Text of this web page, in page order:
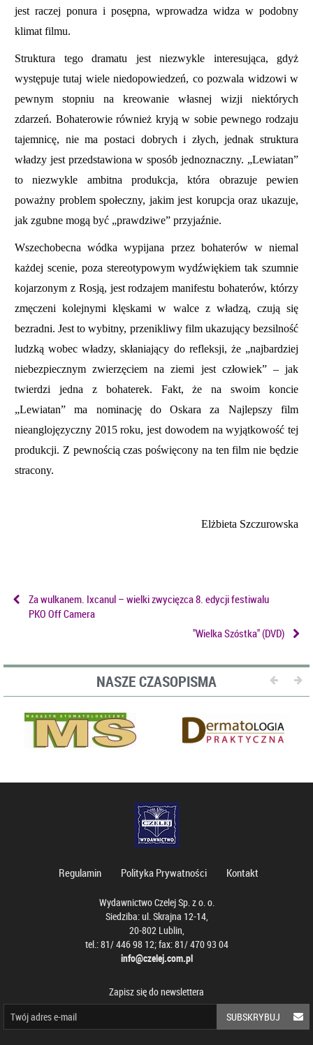
jest raczej ponura i posępna, wprowadza widza w podobny
klimat filmu.
Struktura tego dramatu jest niezwykle interesująca, gdyż
występuje tutaj wiele niedopowiedzeń, co pozwala widzowi w
pewnym stopniu na kreowanie własnej wizji niektórych
zdarzeń. Bohaterowie również kryją w sobie pewnego rodzaju
tajemnicę, nie ma postaci dobrych i złych, jednak struktura
władzy jest przedstawiona w sposób jednoznaczny. „Lewiatan”
to niezwykle ambitna produkcja, która obrazuje pewien
poważny problem społeczny, jakim jest korupcja oraz ukazuje,
jak zgubne mogą być „prawdziwe” przyjaźnie.
Wszechobecna wódka wypijana przez bohaterów w niemal
każdej scenie, poza stereotypowym wydźwiękiem tak szumnie
kojarzonym z Rosją, jest rodzajem manifestu bohaterów, którzy
zmęczeni kolejnymi klęskami w walce z władzą, czują się
bezradni. Jest to wybitny, przenikliwy film ukazujący bezsilność
ludzką wobec władzy, skłaniający do refleksji, że „najbardziej
niebezpiecznym zwierzęciem na ziemi jest człowiek” – jak
twierdzi jedna z bohaterek. Fakt, że na swoim koncie
„Lewiatan” ma nominację do Oskara za Najlepszy film
nieanglojęzyczny 2015 roku, jest dowodem na wyjątkowość tej
produkcji. Z pewnością czas poświęcony na ten film nie będzie
stracony.
Elżbieta Szczurowska
Za wulkanem. Ixcanul – wielki zwycięzca 8. edycji festiwalu
PKO Off Camera
"Wielka Szóstka" (DVD)
NASZE CZASOPISMA
Regulamin Polityka Prywatności Kontakt
Wydawnictwo Czelej Sp. z o. o.
Siedziba: ul. Skrajna 12-14,
20-802 Lublin,
tel.: 81/ 446 98 12; fax: 81/ 470 93 04
info@czelej.com.pl
Zapisz się do newslettera
SUBSKRYBUJ